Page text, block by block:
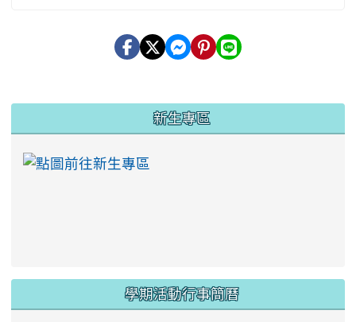
新生專區
學期活動行事簡曆